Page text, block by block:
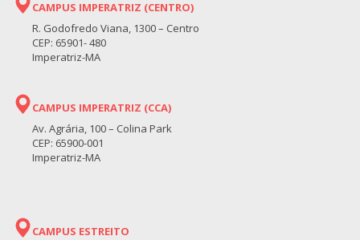
CAMPUS IMPERATRIZ (CENTRO)
R. Godofredo Viana, 1300 – Centro
CEP: 65901- 480
Imperatriz-MA
CAMPUS IMPERATRIZ (CCA)
Av. Agrária, 100 – Colina Park
CEP: 65900-001
Imperatriz-MA
CAMPUS ESTREITO